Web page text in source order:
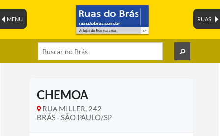
RUAS
MENU
CHEMOA
RUA MILLER, 242
BRÁS - SÃO PAULO/SP